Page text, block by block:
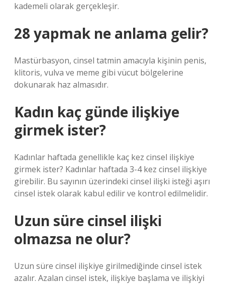
kademeli olarak gerçekleşir.
28 yapmak ne anlama gelir?
Mastürbasyon, cinsel tatmin amacıyla kişinin penis,
klitoris, vulva ve meme gibi vücut bölgelerine
dokunarak haz almasıdır.
Kadın kaç günde ilişkiye
girmek ister?
Kadınlar haftada genellikle kaç kez cinsel ilişkiye
girmek ister? Kadınlar haftada 3-4 kez cinsel ilişkiye
girebilir. Bu sayının üzerindeki cinsel ilişki isteği aşırı
cinsel istek olarak kabul edilir ve kontrol edilmelidir.
Uzun süre cinsel ilişki
olmazsa ne olur?
Uzun süre cinsel ilişkiye girilmediğinde cinsel istek
azalır. Azalan cinsel istek, ilişkiye başlama ve ilişkiyi